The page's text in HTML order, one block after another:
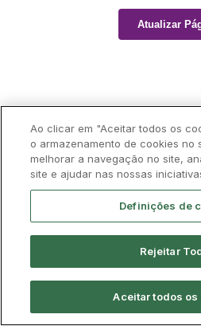
Atualizar
Ao clicar em "Aceitar todos os
o armazenamento de cookies no
melhorar a navegação no site,
site e ajudar nas nossas
Definições de
Rejeitar
Aceitar todos os